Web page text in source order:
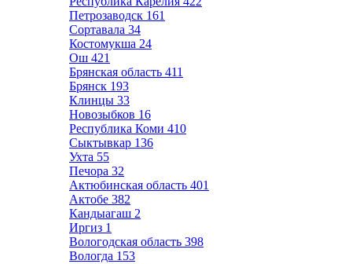
Петрозаводск 161
Сортавала 34
Костомукша 24
Ош 421
Брянская область 411
Брянск 193
Клинцы 33
Новозыбков 16
Республика Коми 410
Сыктывкар 136
Ухта 55
Печора 32
Актюбинская область 401
Актобе 382
Кандыагаш 2
Иргиз 1
Вологодская область 398
Вологда 153